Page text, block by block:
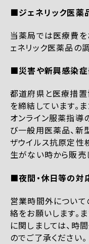
■ジェネリック医薬
当薬局では医療費を
ェネリック医薬品の
■災害や新興感染
都道府県と医療措置
を締結しています。
オンライン服薬指導
び一般用医薬品、新
ザウイルス抗原定性
生がない時から販売
■夜間・休日等の対
営業時間外につい
絡をお願いします。
に関しましては、時
のでご了承ください。